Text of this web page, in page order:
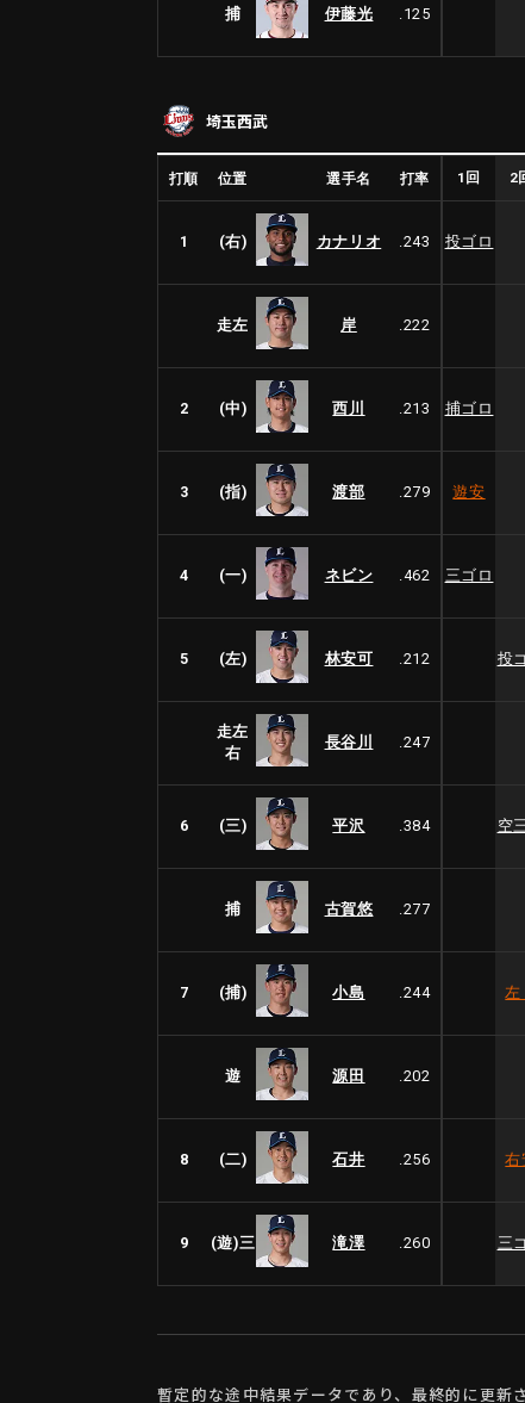
捕 伊藤光 .125
埼玉西武
打順 位置 選手名 打率 1回 2
1 (右) カナリオ .243 投ゴロ
走左 岸 .222
2 (中) 西川 .213 捕ゴロ
3 (指) 渡部 .279 遊安
4 (一) ネビン .462 三ゴロ
5 (左) 林安可 .212 投
走左
右
長谷川 .247
6 (三) 平沢 .384 空
捕 古賀悠 .277
7 (捕) 小島 .244 左
遊 源田 .202
8 (二) 石井 .256 右
9 (遊)三 滝澤 .260 三
暫定的な途中結果データであり、最終的に更新